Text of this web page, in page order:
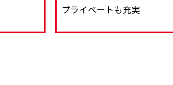
プライベートも充実